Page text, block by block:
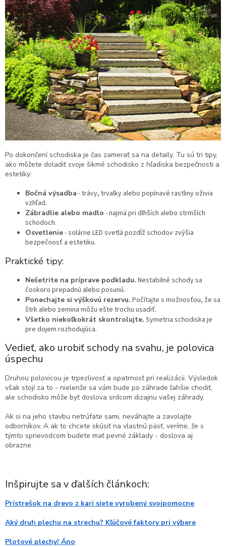
Po dokončení schodiska je čas zamerať sa na detaily. Tu sú tri tipy,
ako môžete doladiť svoje šikmé schodisko z hľadiska bezpečnosti a
estetiky:
Bočná výsadba - trávy, trvalky alebo popínavé rastliny oživia
vzhľad.
Zábradlie alebo madlo - najmä pri dlhších alebo strmších
schodoch.
Osvetlenie- solárne LED svetlá pozdĺž schodov zvýšia
bezpečnosť a estetiku.
Praktické tipy:
Nešetrite na príprave podkladu. Nestabilné schody sa
čoskoro prepadnú alebo posunú.
Ponechajte si výškovú rezervu. Počítajte s možnosťou, že sa
štrk alebo zemina môžu ešte trochu usadiť.
Všetko niekoľkokrát skontrolujte. Symetria schodiska je
pre dojem rozhodujúca.
Vedieť, ako urobiť schody na svahu, je polovica
úspechu
Druhou polovicou je trpezlivosť a opatrnosť pri realizácii. Výsledok
však stojí za to - nielenže sa vám bude po záhrade ľahšie chodiť,
ale schodisko môže byť doslova srdcom dizajnu vašej záhrady.
Ak si na jeho stavbu netrúfate sami, neváhajte a zavolajte
odborníkov. A ak to chcete skúsiť na vlastnú päsť, veríme, že s
týmto sprievodcom budete mať pevné základy - doslova aj
obrazne.
Inšpirujte sa v ďalších článkoch:
Prístrešok na drevo z kari siete vyrobený svojpomocne
Aký druh plechu na strechu? Kľúčové faktory pri výbere
Plotové plechy! Áno